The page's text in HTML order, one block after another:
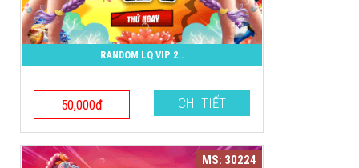
RANDOM LQ VIP 2..
50,000đ CHI TIẾT
MS: 30224